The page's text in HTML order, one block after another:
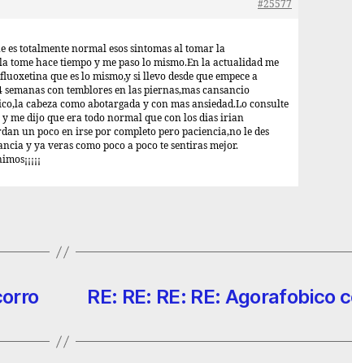
#25577
es totalmente normal esos sintomas al tomar la
tome hace tiempo y me paso lo mismo.En la actualidad me
que es lo mismo,y si llevo desde que empece a
con temblores en las piernas,mas cansancio
cabeza como abotargada y con mas ansiedad.Lo consulte
me dijo que era todo normal que con los dias irian
un poco en irse por completo pero paciencia,no le des
y ya veras como poco a poco te sentiras mejor.
RE: RE: RE: RE: Agorafobico